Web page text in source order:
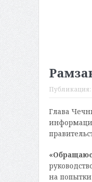
Публикация:
Глава
на попытки